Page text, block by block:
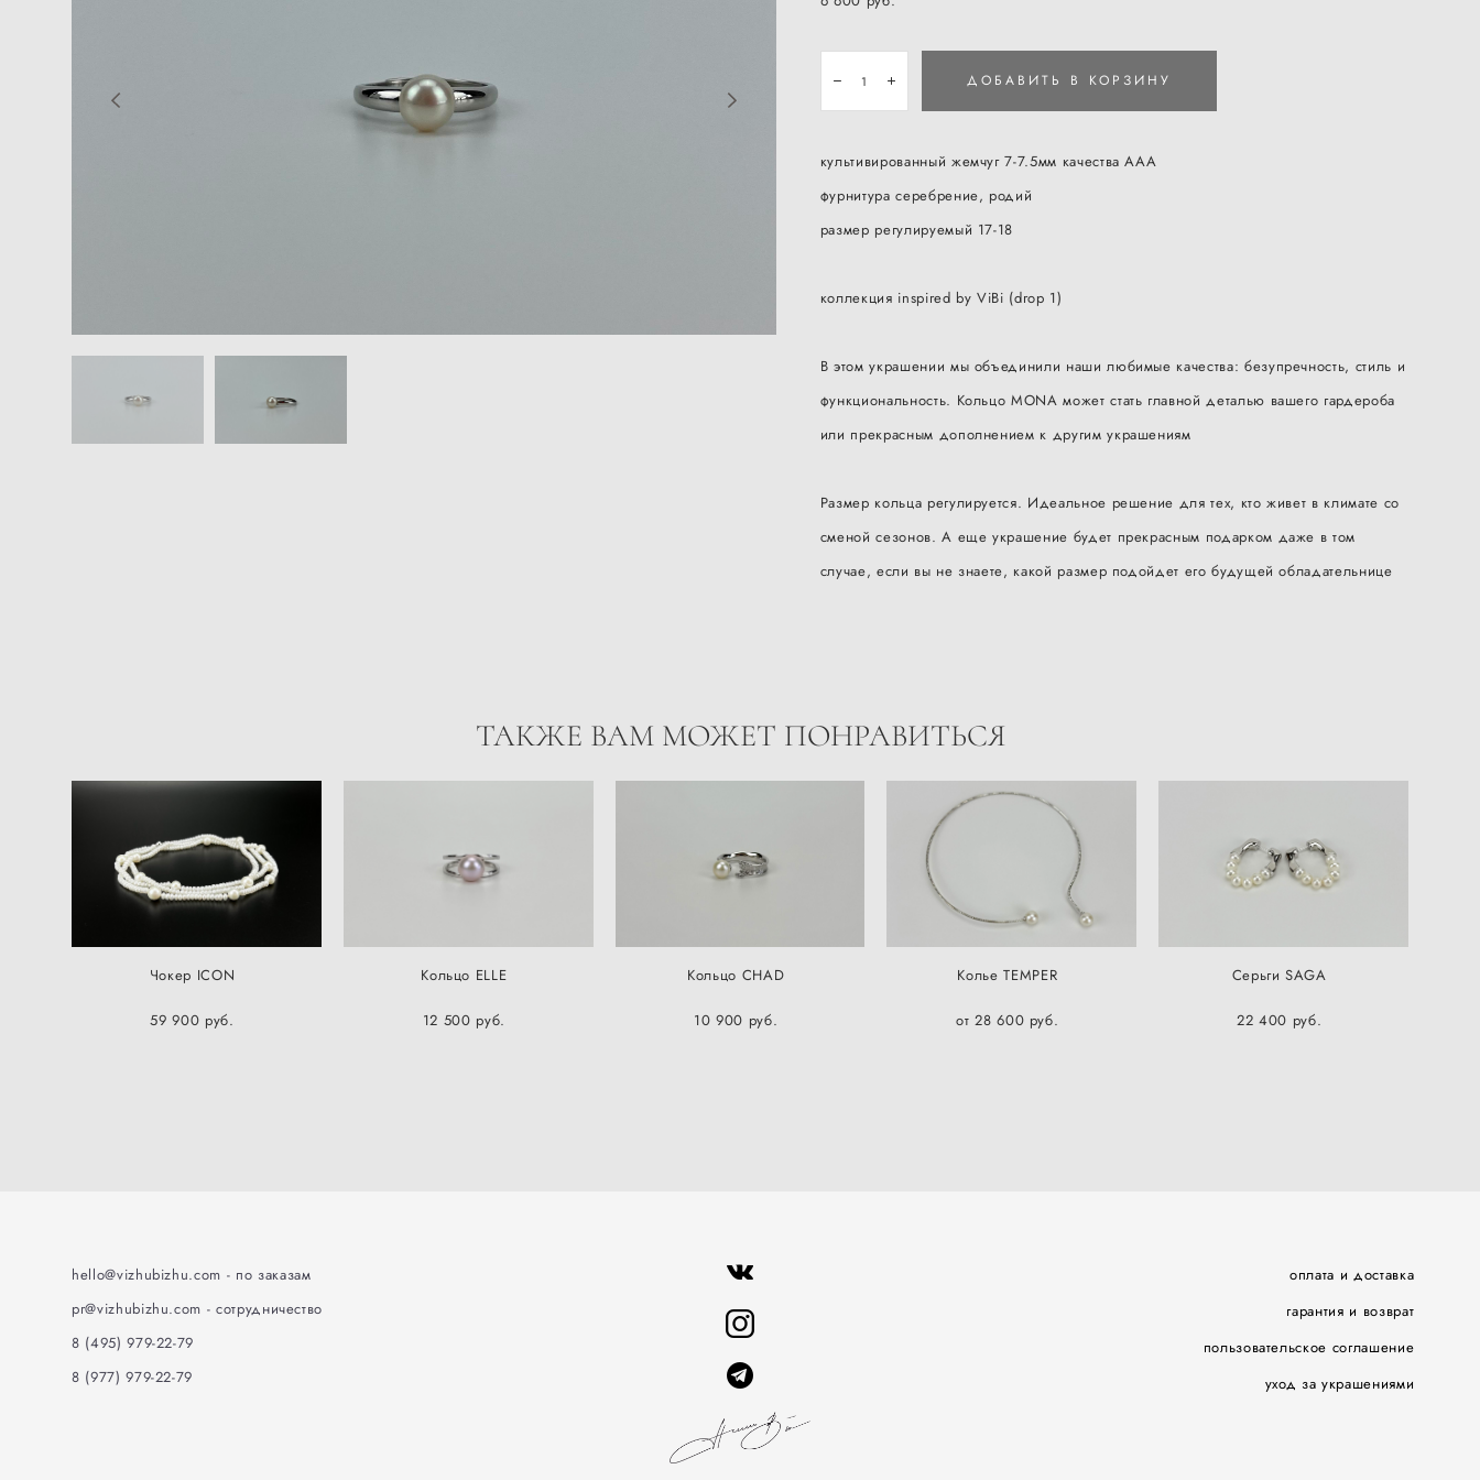
ДОБАВИТЬ В КОРЗИНУ
культивированный жемчуг 7-7.5мм качества ААА
фурнитура серебрение, родий
размер регулируемый 17-18
коллекция inspired by ViBi (drop 1)
В этом украшении мы объединили наши любимые качества: безупречность, стиль и
функциональность. Кольцо MONA может стать главной деталью вашего гардероба
или прекрасным дополнением к другим украшениям
Размер кольца регулируется. Идеальное решение для тех, кто живет в климате со
сменой сезонов. А еще украшение будет прекрасным подарком даже в том
случае, если вы не знаете, какой размер подойдет его будущей обладательнице
ТАКЖЕ ВАМ МОЖЕТ ПОНРАВИТЬСЯ
Чокер ICON
59 900 pуб.
Кольцо ELLE
12 500 pуб.
Кольцо CHAD
10 900 pуб.
Колье TEMPER
от 28 600 pуб.
Серьги SAGA
22 400 pуб.
hello@vizhubizhu.com - по заказам
pr@vizhubizhu.com - сотрудничество
8 (495) 979-22-79
8 (977) 979-22-79
оплата и доставка
гарантия и возврат
пользовательское соглашение
уход за украшениями